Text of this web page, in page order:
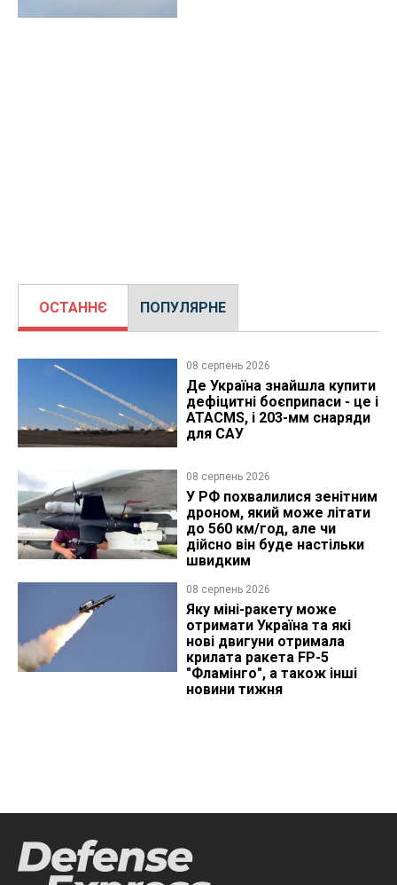
ОСТАННЄ ПОПУЛЯРНЕ
08 серпень 2026
Де Україна знайшла купити
дефіцитні боєприпаси - це і
ATACMS, і 203-мм снаряди
для САУ
08 серпень 2026
У РФ похвалилися зенітним
дроном, який може літати
до 560 км/год, але чи
дійсно він буде настільки
швидким
08 серпень 2026
Яку міні-ракету може
отримати Україна та які
нові двигуни отримала
крилата ракета FP-5
"Фламінго", а також інші
новини тижня